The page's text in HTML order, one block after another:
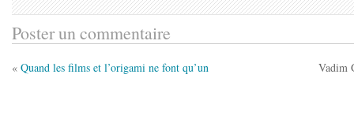
Poster un commentaire
« Quand les films et l’origami ne font qu’un Vadim